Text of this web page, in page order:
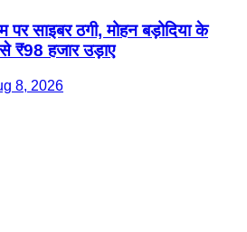
साइबर ठगी, मोहन बड़ोदिया के
से ₹98 हजार उड़ाए
8, 2026